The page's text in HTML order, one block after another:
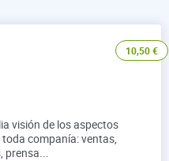
10,50€
visión de los aspectos
companía: ventas,